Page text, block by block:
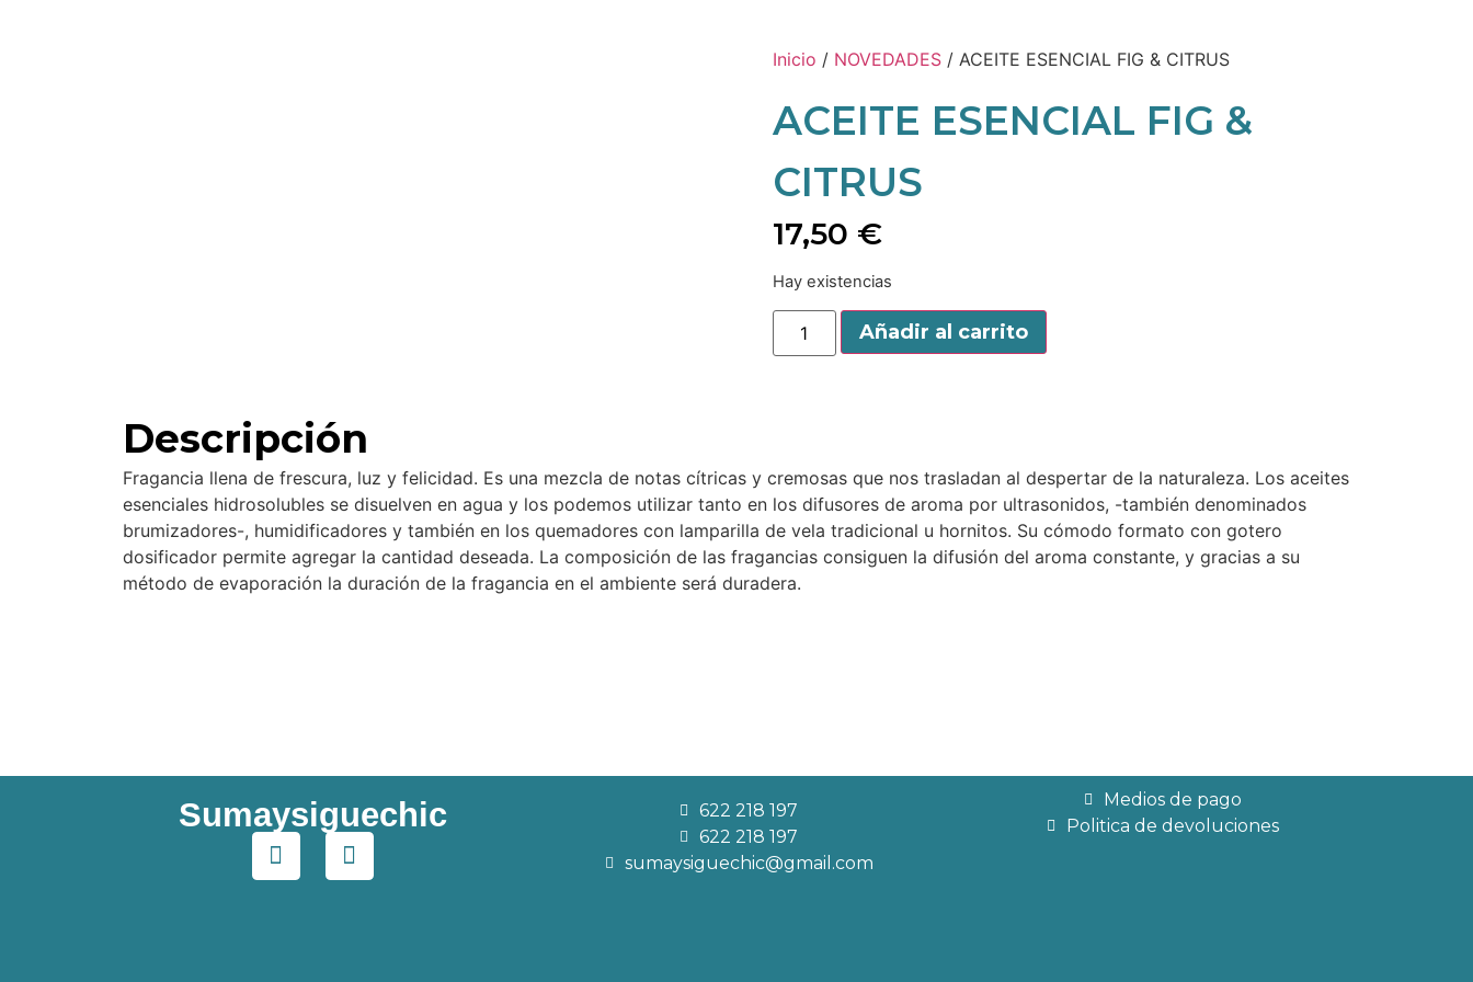
Inicio / NOVEDADES/ ACEITE ESENCIAL FIG & CITRUS
ACEITE ESENCIAL FIG &
CITRUS
17,50 €
Hay existencias
Añadir al carrito
Descripción
Fragancia llena de frescura, luz y felicidad. Es una mezcla de notas cítricas y cremosas que nos trasladan al despertar de la naturaleza. Los aceites
esenciales hidrosolubles se disuelven en agua y los podemos utilizar tanto en los difusores de aroma por ultrasonidos, -también denominados
brumizadores-, humidificadores y también en los quemadores con lamparilla de vela tradicional u hornitos. Su cómodo formato con gotero
dosificador permite agregar la cantidad deseada. La composición de las fragancias consiguen la difusión del aroma constante, y gracias a su
método de evaporación la duración de la fragancia en el ambiente será duradera.
Sumaysiguechic
622 218 197
622 218 197
sumaysiguechic@gmail.com
Medios de pago
Politica de devoluciones